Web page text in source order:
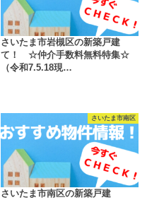
さいたま市岩槻区の新築戸建
て！ ☆仲介手数料無料特集☆
（令和7.5.18現…
さいたま市南区
さいたま市南区の新築戸建